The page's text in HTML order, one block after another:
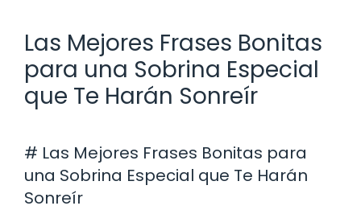
Las Mejores Frases Bonitas
para una Sobrina Especial
que Te Harán Sonreír
# Las Mejores Frases Bonitas para
una Sobrina Especial que Te Harán
Sonreír